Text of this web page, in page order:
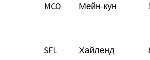
MCO Мейн-кун
SFL
Хайленд